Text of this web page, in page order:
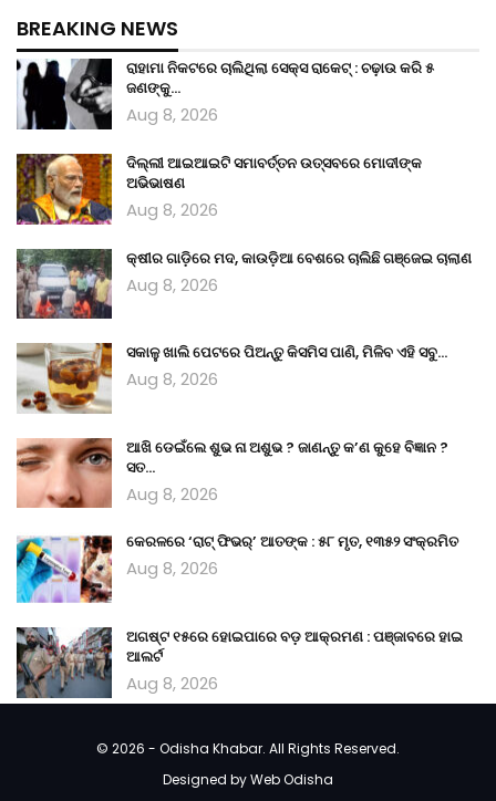
BREAKING NEWS
ରାହାମା ନିକଟରେ ଚାଲିଥିଲା ସେକ୍ସ ରାକେଟ୍ : ଚଢ଼ାଉ କରି ୫
ଜଣଙ୍କୁ…
Aug 8, 2026
ଦିଲ୍ଲୀ ଆଇଆଇଟି ସମାବର୍ତ୍ତନ ଉତ୍ସବରେ ମୋଦୀଙ୍କ
ଅଭିଭାଷଣ
Aug 8, 2026
କ୍ଷୀର ଗାଡ଼ିରେ ମଦ, କାଉଡ଼ିଆ ବେଶରେ ଚାଲିଛି ଗଞ୍ଜେଇ ଚାଲାଣ
Aug 8, 2026
ସକାଳୁ ଖାଲି ପେଟରେ ପିଅନ୍ତୁ କିସମିସ ପାଣି, ମିଳିବ ଏହି ସବୁ…
Aug 8, 2026
ଆଖି ଡେଇଁଲେ ଶୁଭ ନା ଅଶୁଭ ? ଜାଣନ୍ତୁ କ’ଣ କୁହେ ବିଜ୍ଞାନ ?
ସତ…
Aug 8, 2026
କେରଳରେ ‘ରାଟ୍ ଫିଭର୍’ ଆତଙ୍କ : ୫୮ ମୃତ, ୧୩୫୨ ସଂକ୍ରମିତ
Aug 8, 2026
ଅଗଷ୍ଟ ୧୫ରେ ହୋଇପାରେ ବଡ଼ ଆକ୍ରମଣ : ପଞ୍ଜାବରେ ହାଇ
ଆଲର୍ଟ
Aug 8, 2026
© 2026 - Odisha Khabar. All Rights Reserved.
Designed byWeb Odisha